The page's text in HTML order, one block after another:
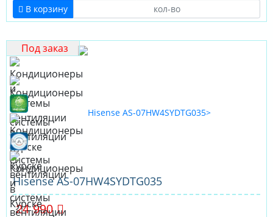
В корзину
Под заказ
Hisense AS-07HW4SYDTG035
24 990